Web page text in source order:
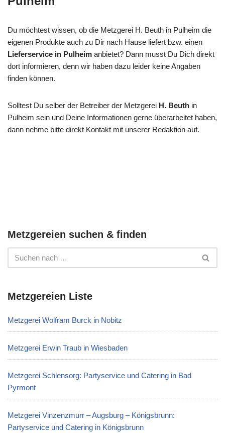
Du möchtest wissen, ob die Metzgerei H. Beuth in Pulheim die
eigenen Produkte auch zu Dir nach Hause liefert bzw. einen
Lieferservice in Pulheim anbietet? Dann musst Du Dich direkt
dort informieren, denn wir haben dazu leider keine Angaben
finden können.
Solltest Du selber der Betreiber der Metzgerei H. Beuth in
Pulheim sein und Deine Informationen gerne überarbeitet haben,
dann nehme bitte direkt Kontakt mit unserer Redaktion auf.
Metzgereien suchen & finden
Metzgereien Liste
Metzgerei Wolfram Burck in Nobitz
Metzgerei Erwin Traub in Wiesbaden
Metzgerei Schlensorg: Partyservice und Catering in Bad
Pyrmont
Metzgerei Vinzenzmurr – Augsburg – Königsbrunn:
Partyservice und Catering in Königsbrunn